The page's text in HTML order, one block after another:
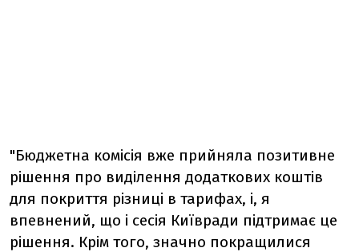
"Бюджетна комісія вже прийняла позитивне
рішення про виділення додаткових коштів
для покриття різниці в тарифах, і, я
впевнений, що і сесія Київради підтримає це
рішення. Крім того, значно покращилися